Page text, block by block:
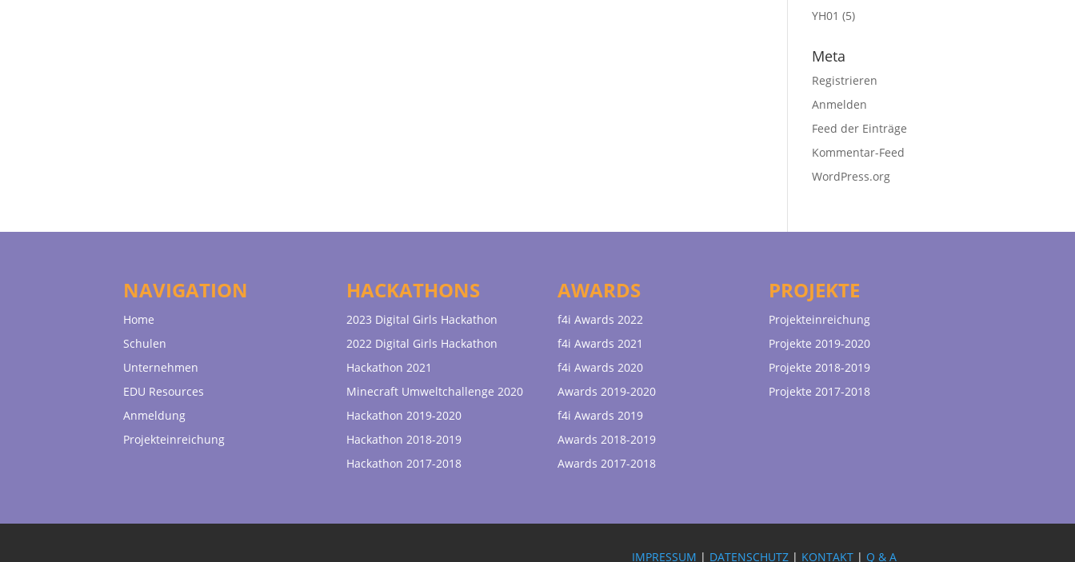
YH01 (5)
Meta
Registrieren
Anmelden
Feed der Einträge
Kommentar-Feed
WordPress.org
NAVIGATION
Home
Schulen
Unternehmen
EDU Resources
Anmeldung
Projekteinreichung
HACKATHONS
2023 Digital Girls Hackathon
2022 Digital Girls Hackathon
Hackathon 2021
Minecraft Umweltchallenge 2020
Hackathon 2019-2020
Hackathon 2018-2019
Hackathon 2017-2018
AWARDS
f4i Awards 2022
f4i Awards 2021
f4i Awards 2020
Awards 2019-2020
f4i Awards 2019
Awards 2018-2019
Awards 2017-2018
PROJEKTE
Projekteinreichung
Projekte 2019-2020
Projekte 2018-2019
Projekte 2017-2018
IMPRESSUM | DATENSCHUTZ | KONTAKT | Q & A